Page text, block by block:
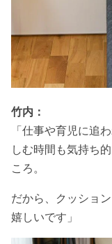
竹内：
「仕事や育児に追
しむ時間も気持ち
ころ。
だから、クッショ
嬉しいです」